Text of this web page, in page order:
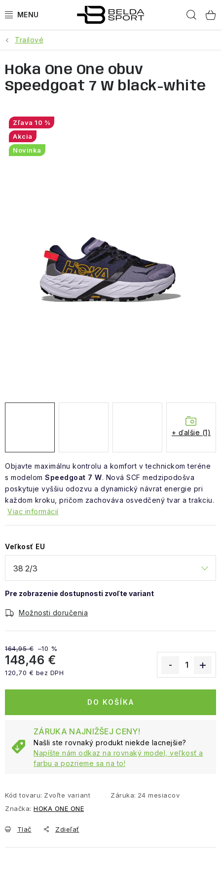
na
ŠPORTY
BEH
BOGNER
GOLDBERGH
OBLEČENIE
Vrátenie a výmena Doprava a platba
Blog
Trailové
Objavte maximálnu kontrolu a komfort v technickom teréne
s modelom Speedgoat 7 W. Nová SCF medzipodošva
poskytuje vyššiu odozvu a dynamický návrat energie pri
každom kroku, pričom zachováva osvedčený tvar a trakciu.
Viac informácií
Veľkosť EU
Možnosti doručenia
164,95 € –10 %
148,46 €
120,70 € bez DPH
DO KOŠÍKA
ZÁRUKA NAJNIŽŠEJ CENY!
Našli ste rovnaký produkt niekde lacnejšie?
Napíšte nám odkaz na rovnaký model, veľkosť a
farbu a pozrieme sa na to!
Kód tovaru: Zvoľte variant Záruka: 24 mesiacov
Značka: HOKA ONE ONE
Tlač Zdieľať
Hoka One One obuv
Speedgoat 7 W black-white
10 %
Akcia
Novinka
+ ďalšie (1)